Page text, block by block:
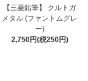
【三菱鉛筆】 クルトガ
メタル (ファントムグレ
ー)
2,750円(税250円)